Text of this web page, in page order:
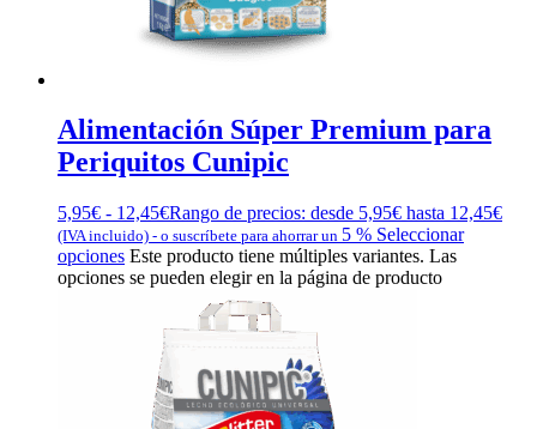
Alimentación Súper Premium para
Periquitos Cunipic
5,95€ - 12,45€Rango de precios: desde 5,95€ hasta 12,45€
(IVA incluido) - o suscríbete para ahorrar un 5 % Seleccionar
opciones Este producto tiene múltiples variantes. Las
opciones se pueden elegir en la página de producto